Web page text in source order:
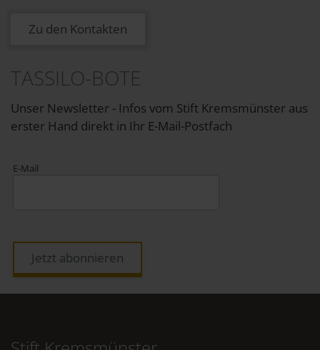
Zu den Kontakten
TASSILO-BOTE
Unser Newsletter - Infos vom Stift Kremsmünster aus
erster Hand direkt in Ihr E-Mail-Postfach
E-Mail
Jetzt abonnieren